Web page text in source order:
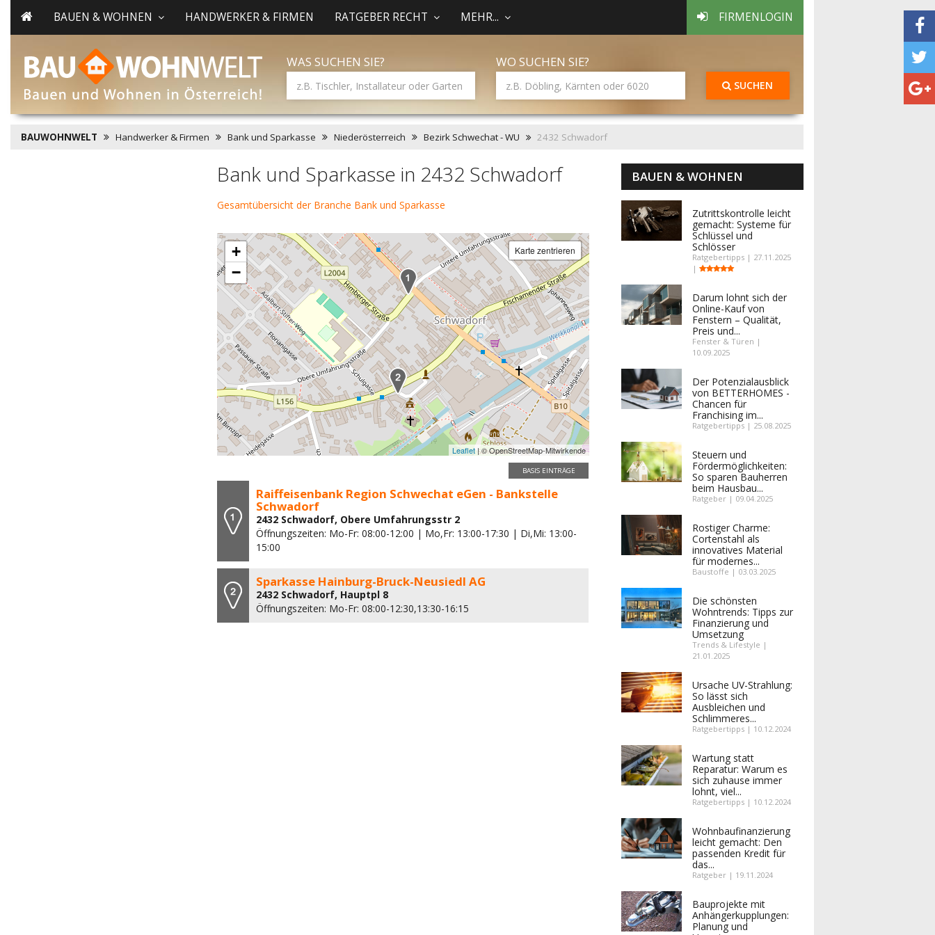
BAUEN & WOHNEN HANDWERKER & FIRMEN RATGEBER RECHT MEHR... FIRMENLOGIN
WAS SUCHEN SIE? WO SUCHEN SIE?
SUCHEN
BAUWOHNWELT Handwerker & Firmen Bank und Sparkasse Niederösterreich Bezirk Schwechat - WU 2432 Schwadorf
Bank und Sparkasse in 2432 Schwadorf
Gesamtübersicht der Branche Bank und Sparkasse
+
−
Karte zentrieren
Leaflet | © OpenStreetMap-Mitwirkende
BASIS EINTRÄGE
Raiffeisenbank Region Schwechat eGen - Bankstelle
Schwadorf
2432 Schwadorf, Obere Umfahrungsstr 2
Öffnungszeiten: Mo-Fr: 08:00-12:00 | Mo,Fr: 13:00-17:30 | Di,Mi: 13:00-
15:00
Sparkasse Hainburg-Bruck-Neusiedl AG
2432 Schwadorf, Hauptpl 8
Öffnungszeiten: Mo-Fr: 08:00-12:30,13:30-16:15
BAUEN & WOHNEN
Zutrittskontrolle leicht
gemacht: Systeme für
Schlüssel und
Schlösser
Ratgebertipps | 27.11.2025
|
Darum lohnt sich der
Online-Kauf von
Fenstern – Qualität,
Preis und...
Fenster & Türen |
10.09.2025
Der Potenzialausblick
von BETTERHOMES -
Chancen für
Franchising im...
Ratgebertipps | 25.08.2025
Steuern und
Fördermöglichkeiten:
So sparen Bauherren
beim Hausbau...
Ratgeber | 09.04.2025
Rostiger Charme:
Cortenstahl als
innovatives Material
für modernes...
Baustoffe | 03.03.2025
Die schönsten
Wohntrends: Tipps zur
Finanzierung und
Umsetzung
Trends & Lifestyle |
21.01.2025
Ursache UV-Strahlung:
So lässt sich
Ausbleichen und
Schlimmeres...
Ratgebertipps | 10.12.2024
Wartung statt
Reparatur: Warum es
sich zuhause immer
lohnt, viel...
Ratgebertipps | 10.12.2024
Wohnbaufinanzierung
leicht gemacht: Den
passenden Kredit für
das...
Ratgeber | 19.11.2024
Bauprojekte mit
Anhängerkupplungen:
Planung und